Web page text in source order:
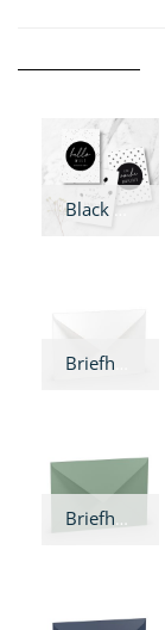
Black & White - Meilensteinkarten
Briefhülle Eukalyptus